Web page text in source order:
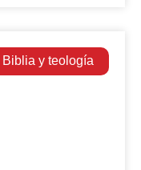
Biblia y teología